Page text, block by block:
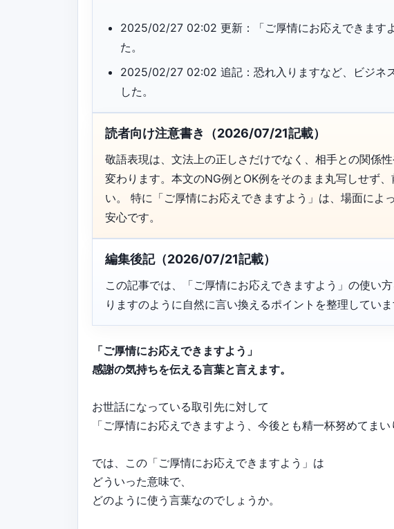
2025/02/27 02:02 更新：「ご厚情にお応えできます
た。
2025/02/27 02:02 追記：恐れ入りますなど、ビジネ
した。
読者向け注意書き（2026/07/21記載）
敬語表現は、文法上の正しさだけでなく、相手との関係
変わります。本文のNG例とOK例をそのまま丸写しせず
い。 特に「ご厚情にお応えできますよう」は、場面によ
安心です。
編集後記（2026/07/21記載）
この記事では、「ご厚情にお応えできますよう」の使い
りますのように自然に言い換えるポイントを整理していま
「ご厚情にお応えできますよう」
感謝の気持ちを伝える言葉と言えます。
お世話になっている取引先に対して
「ご厚情にお応えできますよう、今後とも精一杯努めてまい
では、この「ご厚情にお応えできますよう」は
どういった意味で、
どのように使う言葉なのでしょうか。